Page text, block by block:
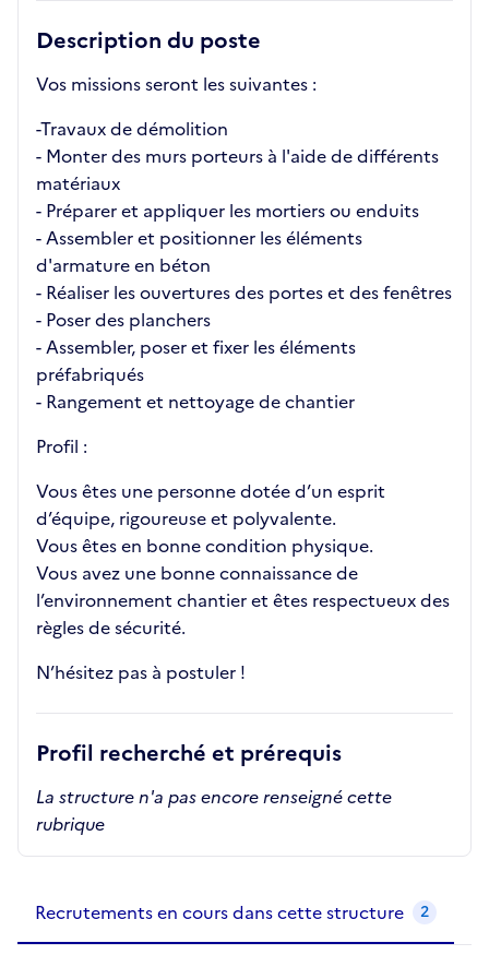
Description du poste
Vos missions seront les suivantes :
-Travaux de démolition
- Monter des murs porteurs à l'aide de différents
matériaux
- Préparer et appliquer les mortiers ou enduits
- Assembler et positionner les éléments
d'armature en béton
- Réaliser les ouvertures des portes et des fenêtres
- Poser des planchers
- Assembler, poser et fixer les éléments
préfabriqués
- Rangement et nettoyage de chantier
Profil :
Vous êtes une personne dotée d’un esprit
d’équipe, rigoureuse et polyvalente.
Vous êtes en bonne condition physique.
Vous avez une bonne connaissance de
l’environnement chantier et êtes respectueux des
règles de sécurité.
N’hésitez pas à postuler !
Profil recherché et prérequis
La structure n'a pas encore renseigné cette
rubrique
Recrutements en cours dans cette structure 2